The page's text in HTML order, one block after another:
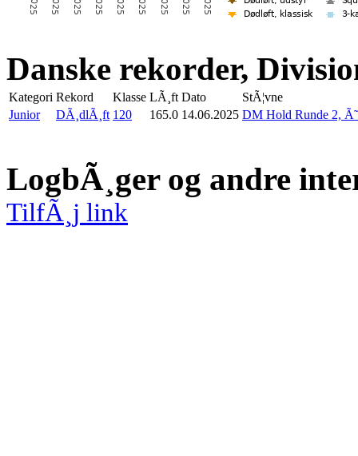
Danske rekorder,
Kategori Rekord Klasse LÃ¸ft Dato
StÃ¦vne
Junior
DÃ¸dlÃ¸ft 120 165.0 14.06.2025 DM Hold Runde 2,
LogbÃ¸ger og andre
TilfÃ¸j link